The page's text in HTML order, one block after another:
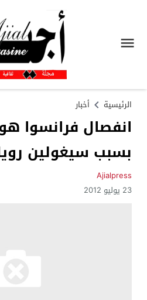
الرئيسية أخبار
انفصال فرانسوا
بسبب سيغولين
Ajialpress
23 يوليو 2012